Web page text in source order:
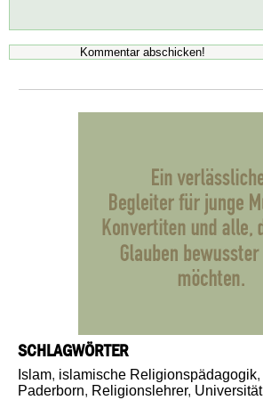
SCHLAGWÖRTER
Islam, islamische Religionspädagogik,
Paderborn, Religionslehrer, Universität